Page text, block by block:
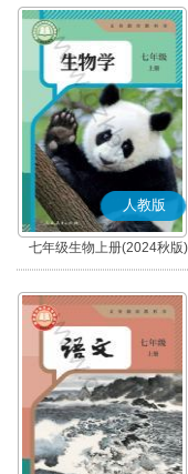
人教版
七年级生物上册(2024秋版)